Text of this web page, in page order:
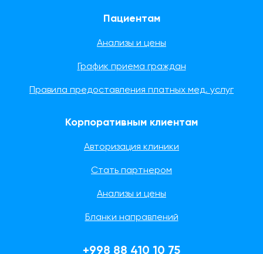
Пациентам
Анализы и цены
График приема граждан
Правила предоставления платных мед. услуг
Корпоративным клиентам
Авторизация клиники
Стать партнером
Анализы и цены
Бланки направлений
+998 88 410 10 75